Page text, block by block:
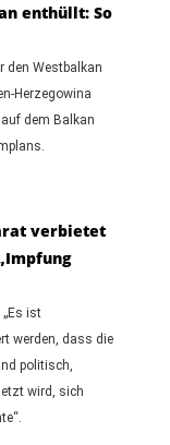
enthüllt: So
den Westbalkan
Herzegowina
dem Balkan
verbietet
ist
werden, dass die
politisch,
wird, sich